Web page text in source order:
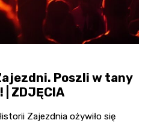
Poszli w tany
ZDJĘCIA
Zajezdnia ożywiło się